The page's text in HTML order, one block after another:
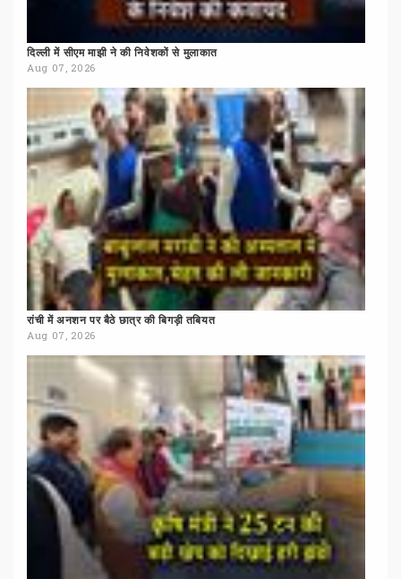
दिल्ली में सीएम माझी ने की निवेशकों से मुलाकात
Aug 07, 2026
रांची में अनशन पर बैठे छात्र की बिगड़ी तबियत
Aug 07, 2026